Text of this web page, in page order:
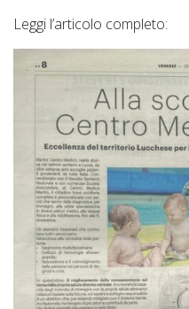
Leggi l’articolo completo: